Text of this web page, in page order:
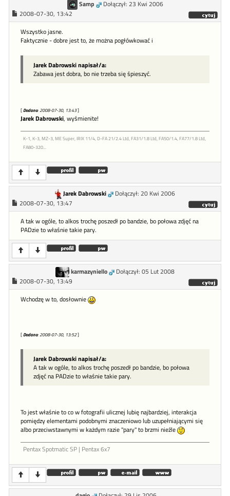
Samp
Dołączył: 23 Kwi 2006
2008-07-30, 13:42
Wszystko jasne.
Faktycznie - dobre jest to, że można pogłówkować i
Jarek Dabrowski napisał/a:
Zabawa jest dobra, bo nie trzeba się śpieszyć.
[Dodano: 2008-07-30, 13:43]
Jarek Dabrowski, wyśmienite!
K-1, K-3, MZ-3, ME Super, IRIX 11/4, D-FA 21/2.4 Ltd, FA31/1.8 Ltd, FA50/1.4, FA77/1.8 Ltd,
FA80-320...
Jarek Dabrowski
Dołączył: 20 Kwi 2006
2008-07-30, 13:47
A tak w ogóle, to alkos trochę poszedł po bandzie, bo połowa zdjęć na
PADzie to właśnie takie pary.
karmazyniello
Dołączył: 05 Lut 2008
2008-07-30, 13:49
Wchodzę w to, dosłownie
[Dodano: 2008-07-30, 13:52]
Jarek Dabrowski napisał/a:
A tak w ogóle, to alkos trochę poszedł po bandzie, bo połowa
zdjęć na PADzie to właśnie takie pary.
To jest właśnie to co w fotografii ulicznej lubię najbardziej, interakcja
pomiędzy elementami podobnymi znaczeniowo lub uzupełniającymi się
albo przeciwstawnymi w każdym razie "pary" to brzmi nieźle
Pentax Spotmatic SP | Pentax 6x7